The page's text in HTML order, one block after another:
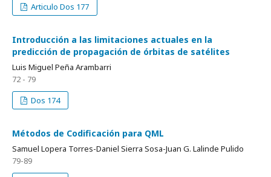
Articulo Dos 177
Introducción a las limitaciones actuales en la
predicción de propagación de órbitas de satélites
Luis Miguel Peña Arambarri
72 - 79
Dos 174
Métodos de Codificación para QML
Samuel Lopera Torres-Daniel Sierra Sosa-Juan G. Lalinde Pulido
79-89